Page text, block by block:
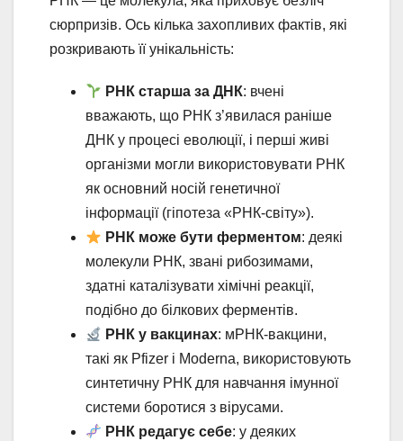
сюрпризів. Ось кілька захопливих фактів, які
розкривають її унікальність:
РНК старша за ДНК: вчені
вважають, що РНК з’явилася раніше
ДНК у процесі еволюції, і перші живі
організми могли використовувати РНК
як основний носій генетичної
інформації (гіпотеза «РНК-світу»).
РНК може бути ферментом: деякі
молекули РНК, звані рибозимами,
здатні каталізувати хімічні реакції,
подібно до білкових ферментів.
РНК у вакцинах: мРНК-вакцини,
такі як Pfizer і Moderna, використовують
синтетичну РНК для навчання імунної
системи боротися з вірусами.
РНК редагує себе: у деяких